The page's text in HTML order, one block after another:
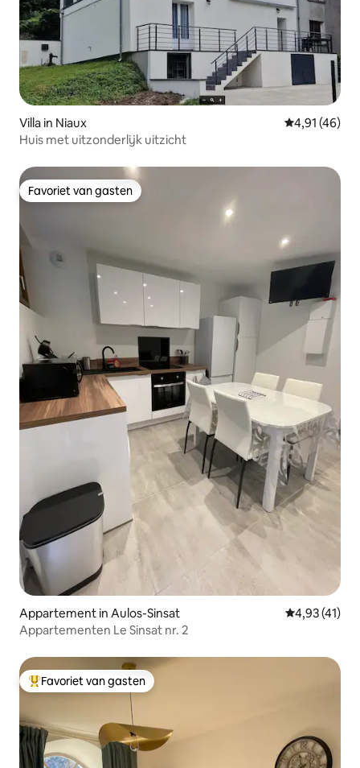
Villa in Niaux Gemiddelde
4,91 (46)
Huis met uitzonderlijk uitzicht
Favoriet van gasten
Favoriet van gasten
Appartement in Aulos-Sinsat Gemiddelde
4,93 (41)
Appartementen Le Sinsat nr. 2
Topfavoriet van gasten
Favoriet van gasten